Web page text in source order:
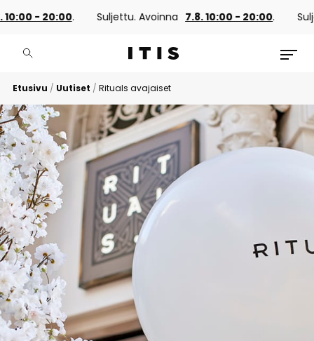
- 20:00. Suljettu. Avoinna 7.8. 10:00 - 20:00.
Etusivu / Uutiset / Rituals avajaiset